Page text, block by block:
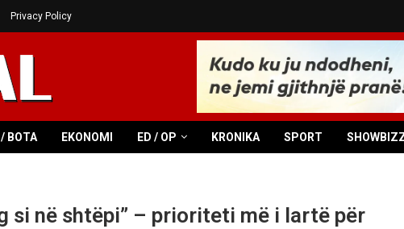
Privacy Policy
BOTA EKONOMI ED / OP KRONIKA SPORT
si në shtëpi” – prioriteti më i lartë për